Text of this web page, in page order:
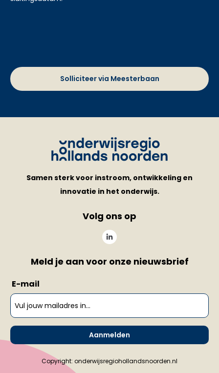
Solliciteer via Meesterbaan
Samen sterk voor instroom, ontwikkeling en
innovatie in het onderwijs.
Volg ons op
Meld je aan voor onze nieuwsbrief
E-mail
Aanmelden
Copyright: onderwijsregiohollandsnoorden.nl